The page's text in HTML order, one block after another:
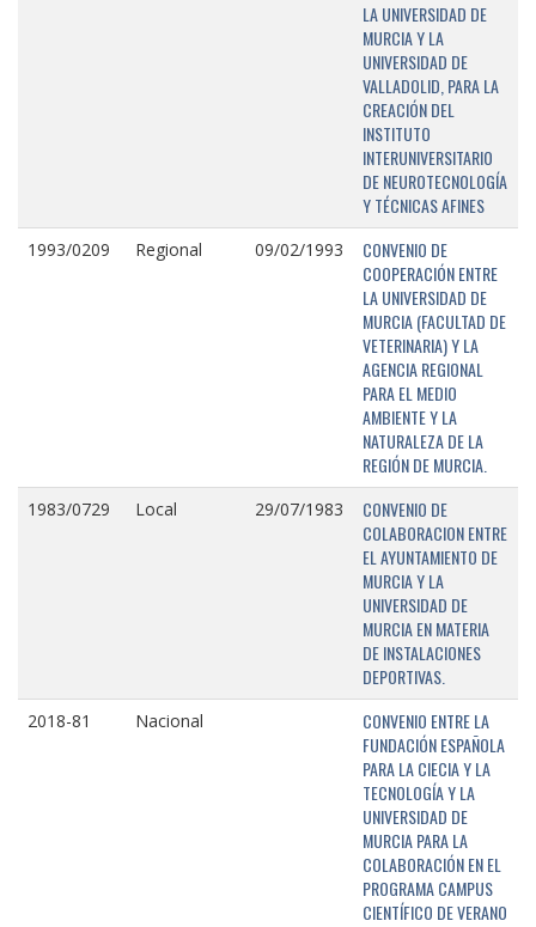
LA UNIVERSIDAD DE
MURCIA Y LA
UNIVERSIDAD DE
VALLADOLID, PARA LA
CREACIÓN DEL
INSTITUTO
INTERUNIVERSITARIO
DE NEUROTECNOLOGÍA
Y TÉCNICAS AFINES
1993/0209 Regional 09/02/1993
CONVENIO DE
COOPERACIÓN ENTRE
LA UNIVERSIDAD DE
MURCIA (FACULTAD DE
VETERINARIA) Y LA
AGENCIA REGIONAL
PARA EL MEDIO
AMBIENTE Y LA
NATURALEZA DE LA
REGIÓN DE MURCIA.
1983/0729 Local 29/07/1983
CONVENIO DE
COLABORACION ENTRE
EL AYUNTAMIENTO DE
MURCIA Y LA
UNIVERSIDAD DE
MURCIA EN MATERIA
DE INSTALACIONES
DEPORTIVAS.
2018-81 Nacional
CONVENIO ENTRE LA
FUNDACIÓN ESPAÑOLA
PARA LA CIECIA Y LA
TECNOLOGÍA Y LA
UNIVERSIDAD DE
MURCIA PARA LA
COLABORACIÓN EN EL
PROGRAMA CAMPUS
CIENTÍFICO DE VERANO